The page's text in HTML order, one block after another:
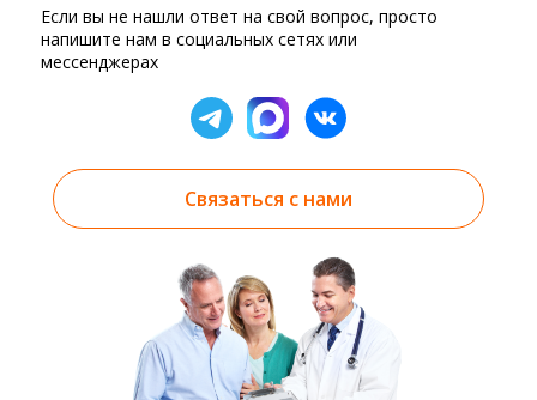
Если вы не нашли ответ на свой вопрос, просто
напишите нам в социальных сетях или
мессенджерах
Связаться с нами